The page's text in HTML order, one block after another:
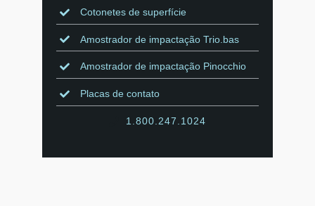
Cotonetes de superfície
Amostrador de impactação Trio.bas
Amostrador de impactação Pinocchio
Placas de contato
1.800.247.1024